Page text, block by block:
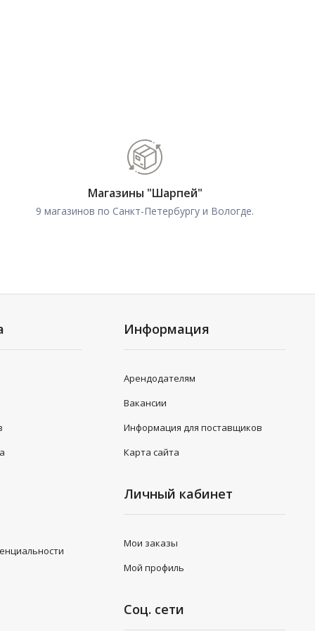
Магазины "Шарпей"
9 магазинов по Санкт-Петербургу и Вологде.
Информация
Арендодателям
Вакансии
Информация для поставщиков
Карта сайта
Личный кабинет
Мои заказы
Мой профиль
Соц. сети